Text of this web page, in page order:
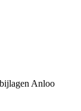
Anloo